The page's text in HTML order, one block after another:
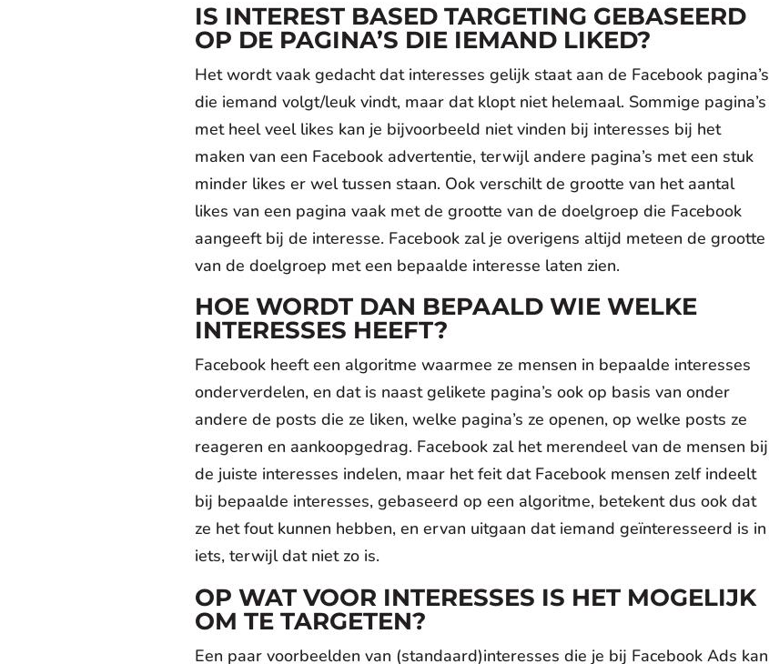
IS INTEREST BASED TARGETING GEBASEERD
OP DE PAGINA’S DIE IEMAND LIKED?
Het wordt vaak gedacht dat interesses gelijk staat aan de Facebook pagina’s
die iemand volgt/leuk vindt, maar dat klopt niet helemaal. Sommige pagina’s
met heel veel likes kan je bijvoorbeeld niet vinden bij interesses bij het
maken van een Facebook advertentie, terwijl andere pagina’s met een stuk
minder likes er wel tussen staan. Ook verschilt de grootte van het aantal
likes van een pagina vaak met de grootte van de doelgroep die Facebook
aangeeft bij de interesse. Facebook zal je overigens altijd meteen de grootte
van de doelgroep met een bepaalde interesse laten zien.
HOE WORDT DAN BEPAALD WIE WELKE
INTERESSES HEEFT?
Facebook heeft een algoritme waarmee ze mensen in bepaalde interesses
onderverdelen, en dat is naast gelikete pagina’s ook op basis van onder
andere de posts die ze liken, welke pagina’s ze openen, op welke posts ze
reageren en aankoopgedrag. Facebook zal het merendeel van de mensen bij
de juiste interesses indelen, maar het feit dat Facebook mensen zelf indeelt
bij bepaalde interesses, gebaseerd op een algoritme, betekent dus ook dat
ze het fout kunnen hebben, en ervan uitgaan dat iemand geïnteresseerd is in
iets, terwijl dat niet zo is.
OP WAT VOOR INTERESSES IS HET MOGELIJK
OM TE TARGETEN?
Een paar voorbeelden van (standaard)interesses die je bij Facebook Ads kan